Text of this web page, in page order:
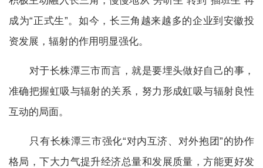
成为“正式生”。如今，长三角越来越多的企业到安徽投
资发展，辐射的作用明显强化。
对于长株潭三市而言，就是要埋头做好自己的事，
准确把握虹吸与辐射的关系，努力形成虹吸与辐射良性
互动的局面。
只有长株潭三市强化“对内互济、对外抱团”的协作
格局，下大力气提升经济总量和发展质量，方能更好发